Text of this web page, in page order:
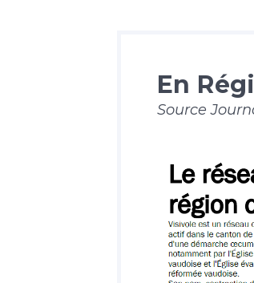
En
Source